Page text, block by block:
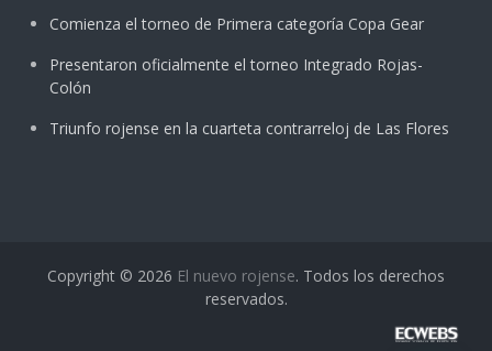
Comienza el torneo de Primera categoría Copa Gear
Presentaron oficialmente el torneo Integrado Rojas-
Colón
Triunfo rojense en la cuarteta contrarreloj de Las Flores
Copyright © 2026 El nuevo rojense. Todos los derechos
reservados.